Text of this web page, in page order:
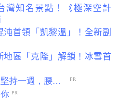
灣知名景點！《極深空計
沌首領「凱黎溫」！全新副
地區「克隆」解鎖！冰雪首